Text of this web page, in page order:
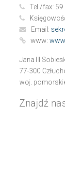
Tel./fax: 59
Email:
www:
Jana III
77-300
woj.
Znajdź